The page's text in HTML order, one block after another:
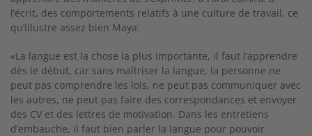
l’écrit, des comportements relatifs à une culture de travail, ce
qu’illustre assez bien Maya:
«La langue est la chose la plus importante, il faut l’apprendre
dès le début, car sans maîtriser la langue, la personne ne
peut pas comprendre les lois, ne peut pas communiquer avec
les autres, ne peut pas faire des correspondances et envoyer
des CV et des lettres de motivation. Dans les entretiens
d’embauche, il faut bien parler la langue pour pouvoir